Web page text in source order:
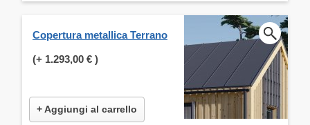
Copertura metallica Terrano
(+ 1.293,00 € )
+ Aggiungi al carrello